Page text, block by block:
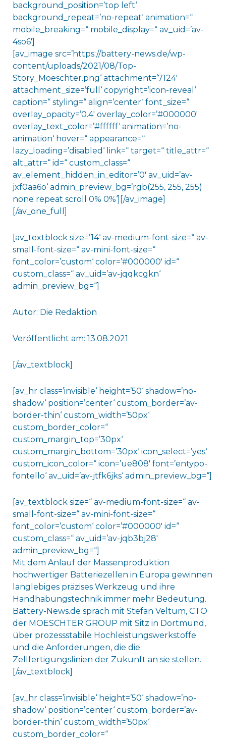
background_position=’top left‘
background_repeat=’no-repeat‘ animation=“
mobile_breaking=“ mobile_display=“ av_uid=’av-
4so6′]
[av_image src=’https://battery-news.de/wp-
content/uploads/2021/08/Top-
Story_Moeschter.png‘ attachment=’7124′
attachment_size=’full‘ copyright=’icon-reveal‘
caption=“ styling=“ align=’center‘ font_size=“
overlay_opacity=’0.4′ overlay_color=’#000000′
overlay_text_color=’#ffffff‘ animation=’no-
animation‘ hover=“ appearance=“
lazy_loading=’disabled‘ link=“ target=“ title_attr=“
alt_attr=“ id=“ custom_class=“
av_element_hidden_in_editor=’0′ av_uid=’av-
jxf0aa6o‘ admin_preview_bg=’rgb(255, 255, 255)
none repeat scroll 0% 0%‘][/av_image]
[/av_one_full]
[av_textblock size=’14‘ av-medium-font-size=“ av-
small-font-size=“ av-mini-font-size=“
font_color=’custom‘ color=’#000000′ id=“
custom_class=“ av_uid=’av-jqqkcgkn‘
admin_preview_bg=“]
Autor: Die Redaktion
Veröffentlicht am: 13.08.2021
[/av_textblock]
[av_hr class=’invisible‘ height=’50‘ shadow=’no-
shadow‘ position=’center‘ custom_border=’av-
border-thin‘ custom_width=’50px‘
custom_border_color=“
custom_margin_top=’30px‘
custom_margin_bottom=’30px‘ icon_select=’yes‘
custom_icon_color=“ icon=’ue808′ font=’entypo-
fontello‘ av_uid=’av-jtfk6jks‘ admin_preview_bg=“]
[av_textblock size=“ av-medium-font-size=“ av-
small-font-size=“ av-mini-font-size=“
font_color=’custom‘ color=’#000000′ id=“
custom_class=“ av_uid=’av-jqb3bj28′
admin_preview_bg=“]
Mit dem Anlauf der Massenproduktion
hochwertiger Batteriezellen in Europa gewinnen
langlebiges präzises Werkzeug und ihre
Handhabungstechnik immer mehr Bedeutung.
Battery-News.de sprach mit Stefan Veltum, CTO
der MOESCHTER GROUP mit Sitz in Dortmund,
über prozessstabile Hochleistungswerkstoffe
und die Anforderungen, die die
Zellfertigungslinien der Zukunft an sie stellen.
[/av_textblock]
[av_hr class=’invisible‘ height=’50‘ shadow=’no-
shadow‘ position=’center‘ custom_border=’av-
border-thin‘ custom_width=’50px‘
custom_border_color=“